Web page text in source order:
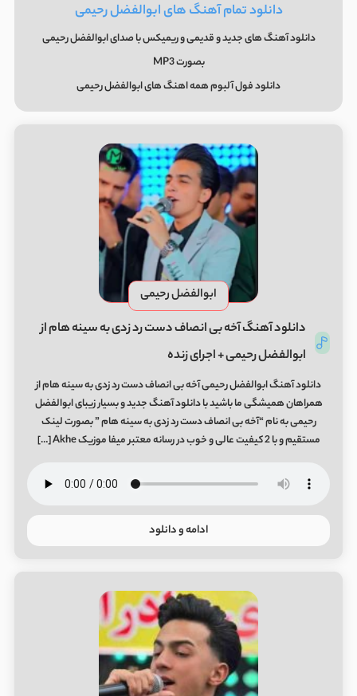
دانلود تمام آهنگ های ابوالفضل رحیمی
دانلود آهنگ های جدید و قدیمی و ریمیکس با صدای ابوالفضل رحیمی
بصورت MP3
دانلود فول آلبوم همه اهنگ های ابوالفضل رحیمی
ابوالفضل رحیمی
دانلود آهنگ آخه بی انصاف دست رد زدی به سینه هام از
ابوالفضل رحیمی + اجرای زنده
دانلود آهنگ ابوالفضل رحیمی آخه بی انصاف دست رد زدی به سینه هام از
همراهان همیشگی ما باشید با دانلود آهنگ جدید و بسیار زیبای ابوالفضل
رحیمی به نام “آخه بی انصاف دست رد زدی به سینه هام ” بصورت لینک
مستقیم و با 2 کیفیت عالی و خوب در رسانه معتبر میفا موزیک Akhe […]
ادامه و دانلود